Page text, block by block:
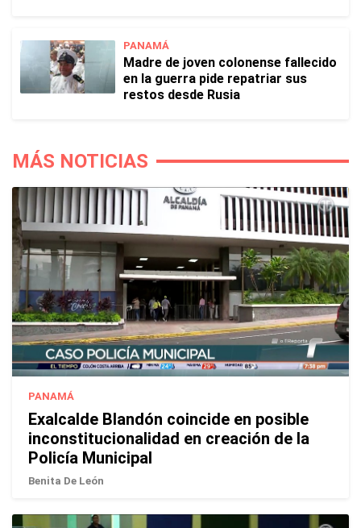
PANAMÁ
Madre de joven colonense fallecido
en la guerra pide repatriar sus
restos desde Rusia
MÁS NOTICIAS
PANAMÁ
Exalcalde Blandón coincide en posible
inconstitucionalidad en creación de la
Policía Municipal
Benita De León